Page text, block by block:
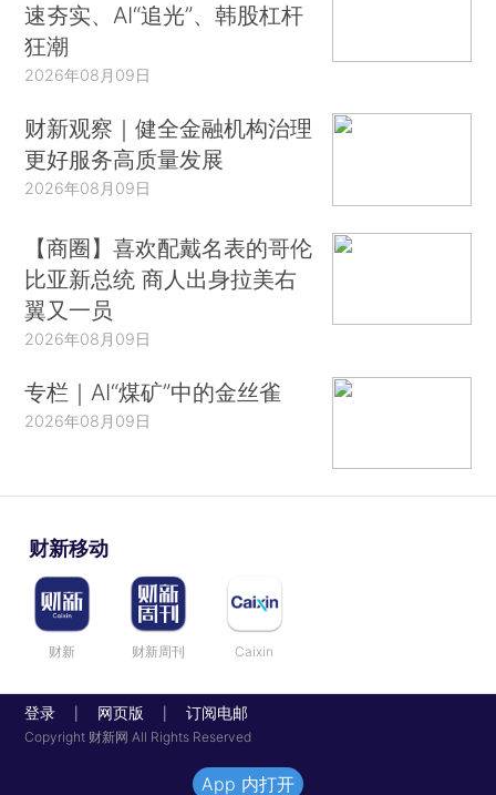
速夯实、AI“追光”、韩股杠杆
狂潮
2026年08月09日
财新观察｜健全金融机构治理
更好服务高质量发展
2026年08月09日
【商圈】喜欢配戴名表的哥伦
比亚新总统 商人出身拉美右
翼又一员
2026年08月09日
专栏｜AI“煤矿”中的金丝雀
2026年08月09日
财新移动
财新 财新周刊 Caixin
登录 网页版 订阅电邮
Copyright 财新网 All Rights Reserved
App 内打开